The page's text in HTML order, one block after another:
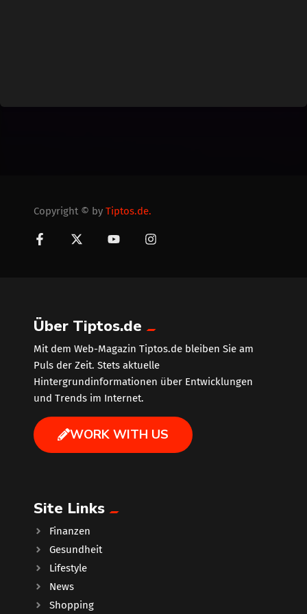
Copyright © by Tiptos.de.
Über Tiptos.de
Mit dem Web-Magazin Tiptos.de bleiben Sie am
Puls der Zeit. Stets aktuelle
Hintergrundinformationen über Entwicklungen
und Trends im Internet.
WORK WITH US
Site Links
Finanzen
Gesundheit
Lifestyle
News
Shopping